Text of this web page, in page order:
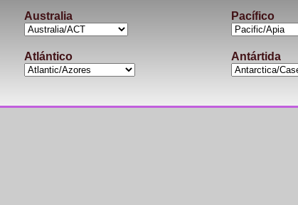
Australia Pacífico
Atlántico Antártida